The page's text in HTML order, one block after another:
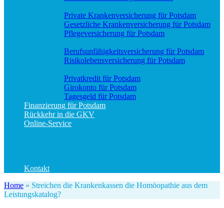
Private Krankenversicherung für Potsdam
Gesetzliche Krankenversicherung für Potsdam
Pflegeversicherung für Potsdam
Berufs­unfähigkeitsversicherung für Potsdam
Risikolebensversicherung für Potsdam
Privatkredit für Potsdam
Girokonto für Potsdam
Tagesgeld für Potsdam
Finanzierung für Potsdam
Rückkehr in die GKV
Online-Service
Kontakt
Home » Streichen die Krankenkassen die Homöopathie aus dem
Leistungskatalog?